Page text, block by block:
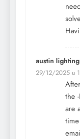
austin
29/12/2025 u
the
are